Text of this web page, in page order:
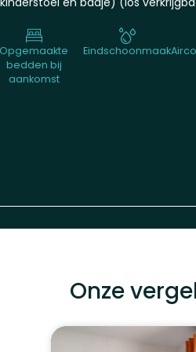
Opgemaakte
bedden bij
aankomst
Eindschoonmaak
Onze